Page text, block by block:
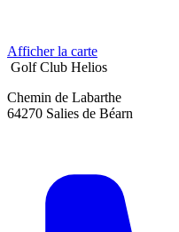
Afficher la carte
Golf Club Helios
Chemin de Labarthe
64270 Salies de Béarn